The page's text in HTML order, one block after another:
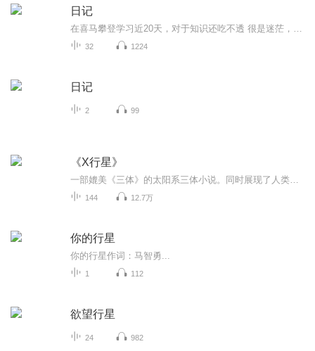
日记
32 1224
日记
2 99
《X行星》
144 12.7万
你的行星
你的行星作词：马智勇...
1 112
欲望行星
24 982